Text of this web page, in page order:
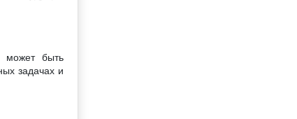
может быть
задачах и